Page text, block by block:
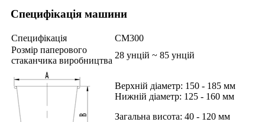
Специфікація машини
Специфікація
CM300
Розмір паперового
стаканчика виробництва
28 унцій ~ 85 унцій
Верхній діаметр: 150 - 185 мм
Нижній діаметр: 125 - 160 мм
Загальна висота: 40 - 120 мм